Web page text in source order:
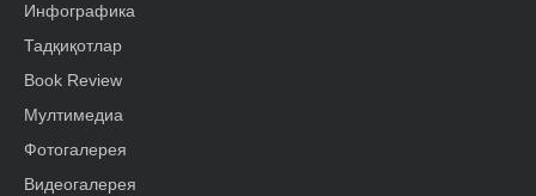
Инфографика
Тадқиқотлар
Book Review
Мултимедиа
Фотогалерея
Видеогалерея